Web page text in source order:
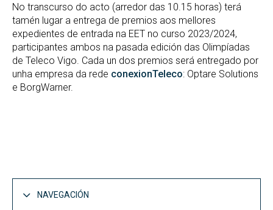
No transcurso do acto (arredor das 10.15 horas) terá
tamén lugar a entrega de premios aos mellores
expedientes de entrada na EET no curso 2023/2024,
participantes ambos na pasada edición das Olimpíadas
de Teleco Vigo. Cada un dos premios será entregado por
unha empresa da rede conexionTeleco: Optare Solutions
e BorgWarner.
NAVEGACIÓN